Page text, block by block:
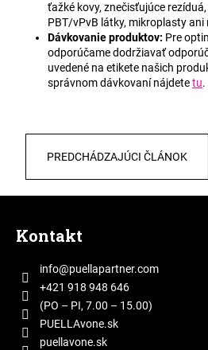
ťažké kovy, znečisťujúce
PBT/vPvB látky, mikroplasty ani
Dávkovanie produktov: Pre
odporúčame dodržiavať
uvedené na etikete našich
správnom dávkovaní nájdetetu.
PREDCHÁDZAJÚCI ČLÁNOK
Kontakt
info@puellapartner.com
+421 918 948 646
(PO – PI, 7.00 – 15.00)
PUELLAvone.sk
puellavone.sk